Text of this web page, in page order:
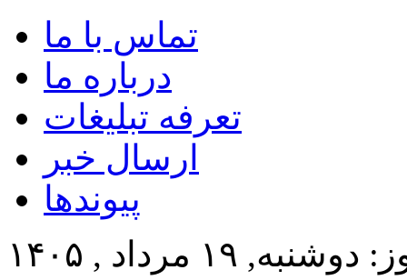
تماس با ما
درباره ما
تعرفه تبلیغات
ارسال خبر
پیوندها
۱۹ مرداد , ۱۴۰۵